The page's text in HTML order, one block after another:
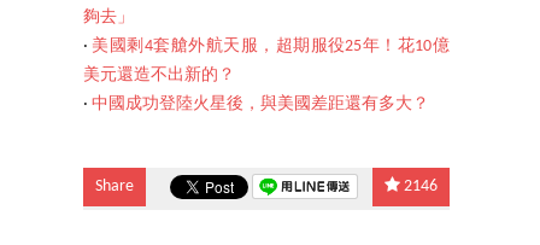
夠去」
‧ 美國剩4套艙外航天服，超期服役25年！花10億
美元還造不出新的？
‧ 中國成功登陸火星後，與美國差距還有多大？
Share 2146